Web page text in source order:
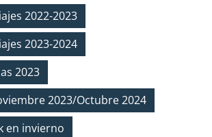
2022-2023
2023-2024
2023
2023/Octubre 2024
en invierno